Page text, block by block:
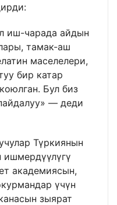
иш-чарада айдын
тамак-аш
маселелери,
бир катар
Бул биз
— деди
Түркиянын
академиясын,
үчүн
зыярат